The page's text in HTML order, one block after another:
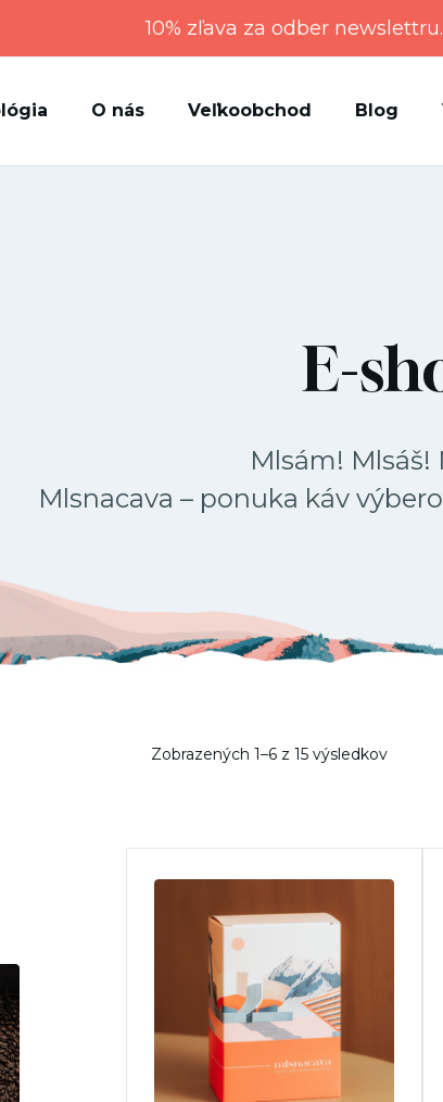
10% zľava za odber newslettru.
O nás Veľkoobchod Blog
E-
Mlsám! Mlsáš!
Mlsnacava – ponuka káv
Zobrazených 1–6 z 15 výsledkov